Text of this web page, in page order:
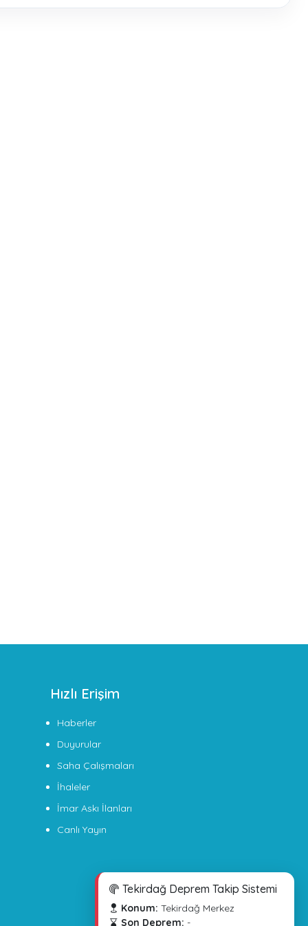
Tekirdağ Deprem Takip Sistemi
Konum: Tekirdağ Merkez
Son Deprem: -
Hızlı Erişim
Haberler
Duyurular
Saha Çalışmaları
İhaleler
İmar Askı İlanları
Canlı Yayın